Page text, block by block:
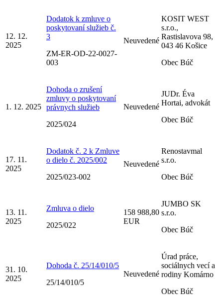
12. 12.
2025
Dodatok k zmluve o
poskytovaní služieb č.
3
ZM-ER-OD-22-0027-
003
Neuvedené
KOSIT WEST
s.r.o.,
Rastislavova 98,
043 46 Košice
Obec Búč
1. 12. 2025
Dohoda o zrušení
zmluvy o poskytovaní
právnych služieb
2025/024
Neuvedené
JUDr. Éva
Hortai, advokát
Obec Búč
17. 11.
2025
Dodatok č. 2 k Zmluve
o dielo č. 2025/002
2025/023-002
Neuvedené
Renostavmal
s.r.o.
Obec Búč
13. 11.
2025
Zmluva o dielo
2025/022
158 988,80
EUR
JUMBO SK
s.r.o.
Obec Búč
31. 10.
2025
Dohoda č. 25/14/010/5
25/14/010/5
Neuvedené
Úrad práce,
sociálnych vecí a
rodiny Komárno
Obec Búč